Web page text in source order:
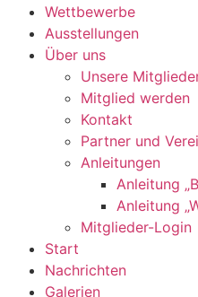
Wettbewerbe
Ausstellungen
Über uns
Unsere
Mitglied werden
Kontakt
Partner und
Anleitungen
Anleitung
Anleitung
Mitglieder-Login
Start
Nachrichten
Galerien